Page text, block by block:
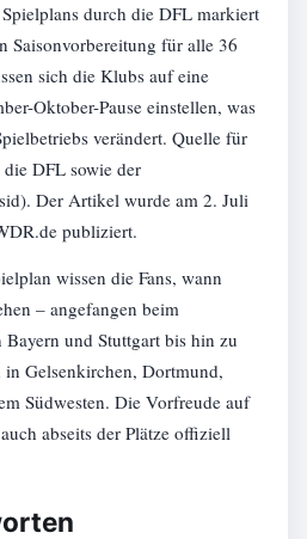
durch die DFL markiert
Saisonvorbereitung für alle 36
sich die Klubs auf eine
Oktober-Pause einstellen, was
verändert. Quelle für
DFL sowie der
Der Artikel wurde am 2. Juli
publiziert.
wissen die Fans, wann
– angefangen beim
und Stuttgart bis hin zu
Gelsenkirchen, Dortmund,
Südwesten. Die Vorfreude auf
abseits der Plätze offiziell